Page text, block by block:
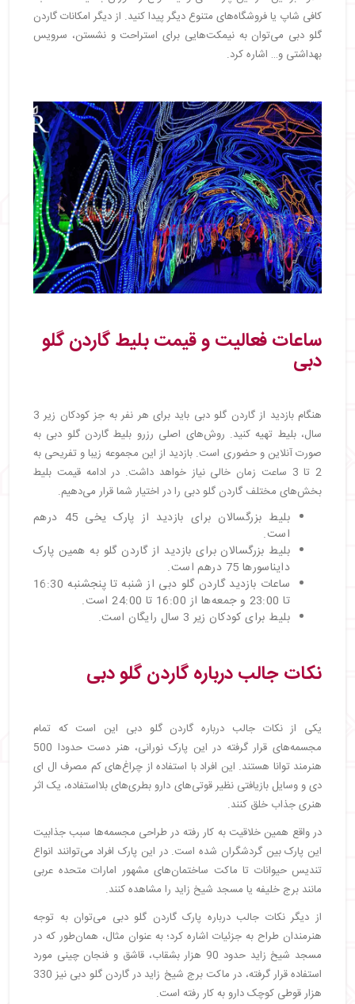
کافی شاپ یا فروشگاه‌های متنوع دیگر پیدا کنید. از دیگر امکانات گاردن
گلو دبی می‌توان به نیمکت‌هایی برای استراحت و نشستن، سرویس
بهداشتی و… اشاره کرد.
ساعات فعالیت و قیمت بلیط گاردن گلو
دبی
هنگام بازدید از گاردن گلو دبی باید برای هر نفر به جز کودکان زیر 3
سال، بلیط تهیه کنید. روش‌های اصلی رزرو بلیط گاردن گلو دبی به
صورت آنلاین و حضوری است. بازدید از این مجموعه زیبا و تفریحی به
2 تا 3 ساعت زمان خالی نیاز خواهد داشت. در ادامه قیمت بلیط
بخش‌های مختلف گاردن گلو دبی را در اختیار شما قرار می‎‌دهیم.
بلیط بزرگسالان برای بازدید از پارک یخی 45 درهم
است.
بلیط بزرگسالان برای بازدید از گاردن گلو به همین پارک
دایناسورها 75 درهم است.
ساعات بازدید گاردن گلو دبی از شنبه تا پنجشنبه 16:30
تا 23:00 و جمعه‌ها از 16:00 تا 24:00 است.
بلیط برای کودکان زیر 3 سال رایگان است.
‌نکات جالب درباره گاردن گلو دبی
یکی از نکات جالب درباره گاردن گلو دبی این است که تمام
مجسمه‌های قرار گرفته در این پارک نورانی، هنر دست حدودا 500
هنرمند توانا هستند. این افراد با استفاده از چراغ‌های کم مصرف ال ای
دی و وسایل بازیافتی نظیر قوتی‌های دارو بطری‌های بلااستفاده، یک اثر
هنری جذاب خلق کنند.
در واقع همین خلاقیت به کار رفته در طراحی مجسمه‌ها سبب جذابیت
این پارک بین گردشگران شده است. در این پارک افراد می‌توانند انواع
تندیس حیوانات تا ماکت ساختمان‌های مشهور امارات متحده عربی
مانند برج خلیفه یا مسجد شیخ زاید را مشاهده کنند.
از دیگر نکات جالب درباره پارک گاردن گلو دبی می‌توان به توجه
هنرمندان طراح به جزئیات اشاره کرد؛ به عنوان مثال، همان‌طور که در
مسجد شیخ زاید حدود 90 هزار بشقاب، قاشق و فنجان چینی مورد
استفاده قرار گرفته، در ماکت برج شیخ زاید در گاردن گلو دبی نیز 330
هزار قوطی کوچک دارو به کار رفته است.